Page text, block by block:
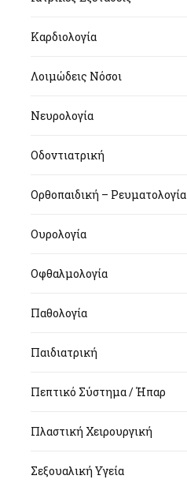
Καρδιολογία
Λοιμώδεις Νόσοι
Νευρολογία
Οδοντιατρική
Ορθοπαιδική – Ρευματολογία
Ουρολογία
Οφθαλμολογία
Παθολογία
Παιδιατρική
Πεπτικό Σύστημα / Ήπαρ
Πλαστική Χειρουργική
Σεξουαλική Υγεία